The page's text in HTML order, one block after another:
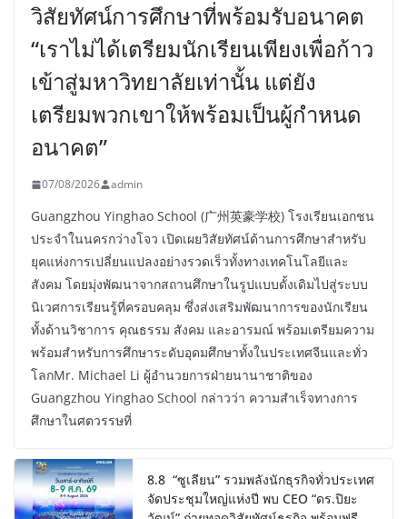
วิสัยทัศน์การศึกษาที่พร้อมรับอนาคต
“เราไม่ได้เตรียมนักเรียนเพียงเพื่อก้าว
เข้าสู่มหาวิทยาลัยเท่านั้น แต่ยัง
เตรียมพวกเขาให้พร้อมเป็นผู้กำหนด
อนาคต”
07/08/2026 admin
Guangzhou Yinghao School (广州英豪学校) โรงเรียนเอกชน
ประจำในนครกว่างโจว เปิดเผยวิสัยทัศน์ด้านการศึกษาสำหรับ
ยุคแห่งการเปลี่ยนแปลงอย่างรวดเร็วทั้งทางเทคโนโลยีและ
สังคม โดยมุ่งพัฒนาจากสถานศึกษาในรูปแบบดั้งเดิมไปสู่ระบบ
นิเวศการเรียนรู้ที่ครอบคลุม ซึ่งส่งเสริมพัฒนาการของนักเรียน
ทั้งด้านวิชาการ คุณธรรม สังคม และอารมณ์ พร้อมเตรียมความ
พร้อมสำหรับการศึกษาระดับอุดมศึกษาทั้งในประเทศจีนและทั่ว
โลกMr. Michael Li ผู้อำนวยการฝ่ายนานาชาติของ
Guangzhou Yinghao School กล่าวว่า ความสำเร็จทางการ
ศึกษาในศตวรรษที่
8.8 “ซูเลียน” รวมพลังนักธุรกิจทั่วประเทศ
จัดประชุมใหญ่แห่งปี พบ CEO “ดร.ปิยะ